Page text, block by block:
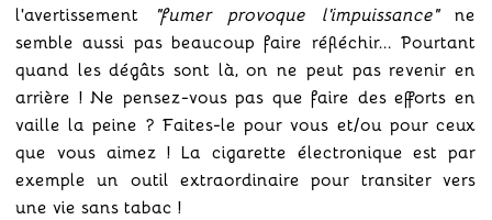
l'avertissement
"fumer provoque l'impuissance"ne
semble aussi pas beaucoup faire réfléchir... Pourtant
quand les dégâts sont là, on ne peut pas revenir en
arrière ! Ne pensez-vous pas que faire des efforts en
vaille la peine ? Faites-le pour vous et/ou pour ceux
que vous aimez ! La cigarette électronique est par
exemple un outil extraordinaire pour transiter vers
une vie sans tabac !